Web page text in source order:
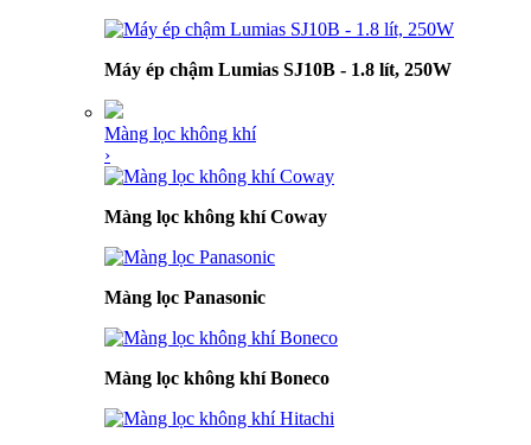
Máy ép chậm Lumias SJ10B - 1.8 lít, 250W
Màng lọc không khí
›
Màng lọc không khí Coway
Màng lọc Panasonic
Màng lọc không khí Boneco